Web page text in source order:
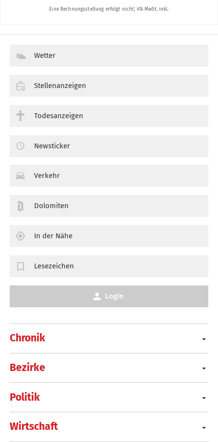
Chronik
Bezirke
Politik
Wirtschaft
Wetter
Stellenanzeigen
Todesanzeigen
Newsticker
Verkehr
Dolomiten
In der Nähe
Lesezeichen
Login